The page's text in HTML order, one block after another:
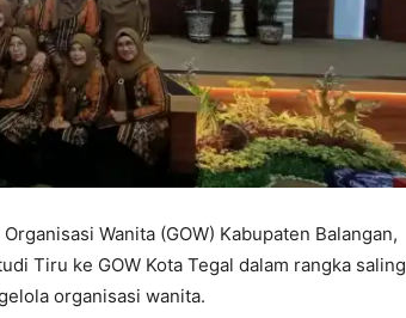
Wanita (GOW) Kabupaten Balangan,
Tiru ke GOW Kota Tegal dalam rangka saling
organisasi wanita.